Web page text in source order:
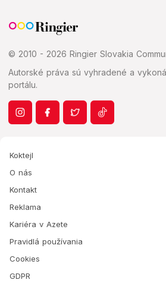
© 2010 - 2026 Ringier Slovakia
Autorské práva sú vyhradené a
portálu.
Koktejl
O nás
Kontakt
Reklama
Kariéra v Azete
Pravidlá používania
Cookies
GDPR